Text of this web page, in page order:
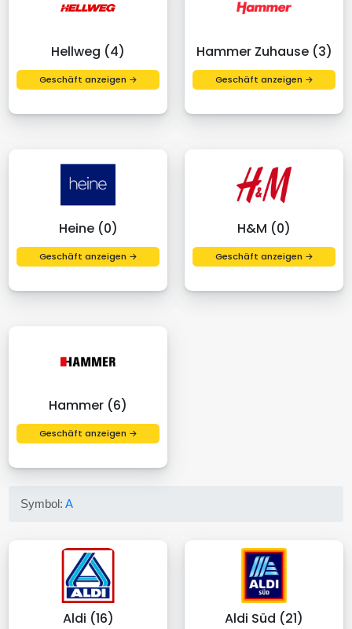
Hellweg (4)
Geschäft anzeigen →
Hammer Zuhause (3)
Geschäft anzeigen →
Heine (0)
Geschäft anzeigen →
H&M (0)
Geschäft anzeigen →
Hammer (6)
Geschäft anzeigen →
Symbol:A
Aldi (16) Aldi Süd (21)